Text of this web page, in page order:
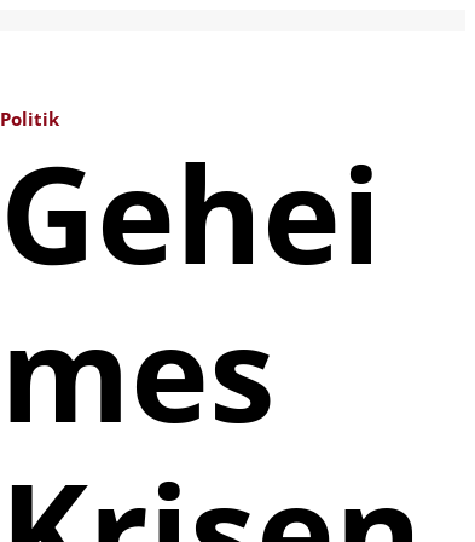
Politik
Gehei
mes